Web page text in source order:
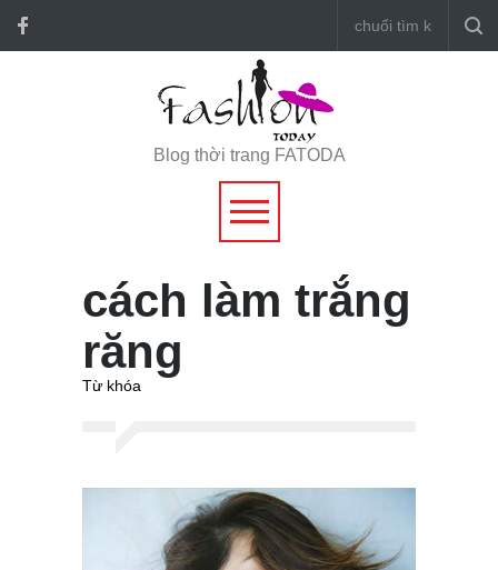
Blog thời trang FATODA
cách làm trắng
răng
Từ khóa